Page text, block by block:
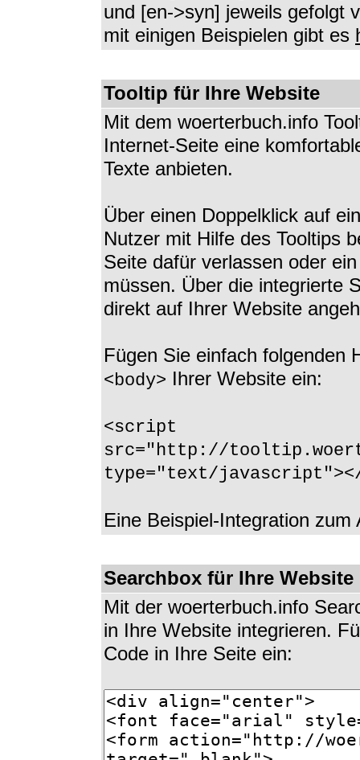
und [en->syn] jeweils gefolgt
mit einigen Beispielen gibt es
Tooltip für Ihre Website
Mit dem woerterbuch.info
Internet-Seite eine
Texte anbieten.
Über einen Doppelklick auf
Nutzer mit Hilfe des Tooltips
Seite dafür verlassen oder
müssen. Über die integrierte
direkt auf Ihrer Website
Fügen Sie einfach folgenden
<body> Ihrer Website ein:
<script
src="http://
type="text/
Eine Beispiel-Integration
Searchbox für Ihre Website
Mit der woerterbuch.info
in Ihre Website integrieren.
Code in Ihre Seite ein: